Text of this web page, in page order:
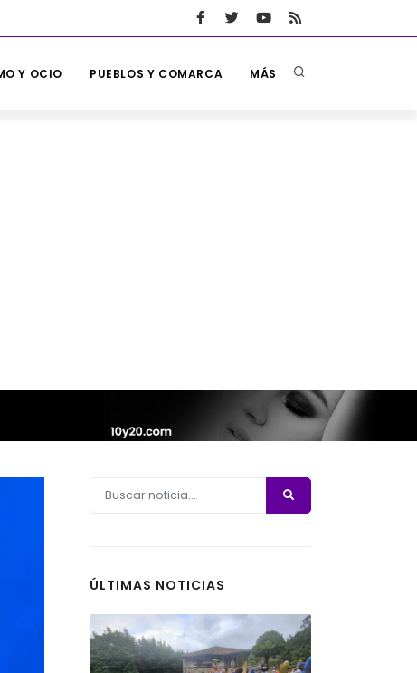
Y OCIO PUEBLOS Y COMARCA MÁS
ÚLTIMAS NOTICIAS